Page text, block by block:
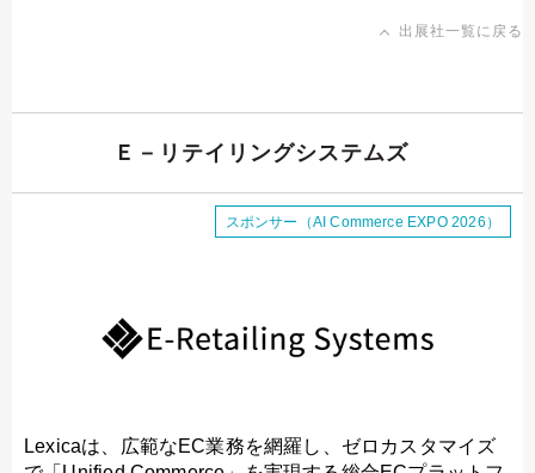
出展社一覧に戻る
Ｅ－リテイリングシステムズ
スポンサー（AI Commerce EXPO 2026）
Lexicaは、広範なEC業務を網羅し、ゼロカスタマイズ